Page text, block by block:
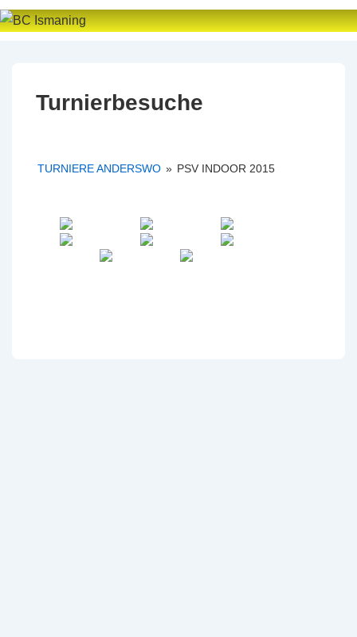
↓
Zum
Turnierbesuche
TURNIERE ANDERSWO » PSV INDOOR 2015